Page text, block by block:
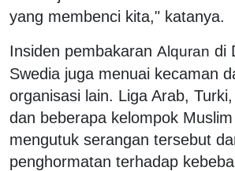
yang membenci kita," katanya.
Insiden pembakaran Alquran di
Swedia juga menuai kecaman
organisasi lain. Liga Arab,
dan beberapa kelompok
mengutuk serangan tersebut
penghormatan terhadap